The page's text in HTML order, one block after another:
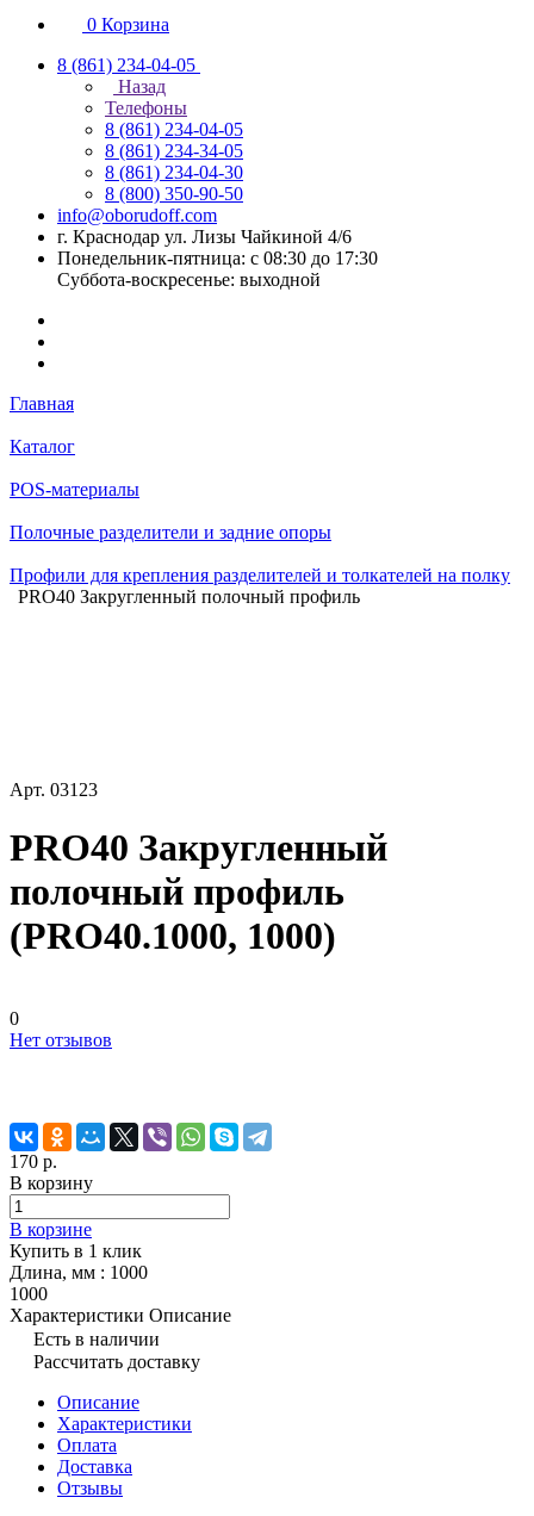
0 Корзина
8 (861) 234-04-05
Назад
Телефоны
8 (861) 234-04-05
8 (861) 234-34-05
8 (861) 234-04-30
8 (800) 350-90-50
info@oborudoff.com
г. Краснодар ул. Лизы Чайкиной 4/6
Понедельник-пятница: с 08:30 до 17:30
Суббота-воскресенье: выходной
Главная
Каталог
POS-материалы
Полочные разделители и задние опоры
Профили для крепления разделителей и толкателей на полку
PRO40 Закругленный полочный профиль
Арт. 03123
PRO40 Закругленный
полочный профиль
(PRO40.1000, 1000)
0
Нет отзывов
170 р.
В корзину
В корзине
Купить в 1 клик
Длина, мм : 1000
1000
Характеристики Описание
Есть в наличии
Рассчитать доставку
Описание
Характеристики
Оплата
Доставка
Отзывы